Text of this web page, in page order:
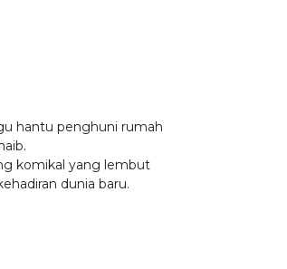
hantu penghuni rumah
komikal yang lembut
dunia baru.